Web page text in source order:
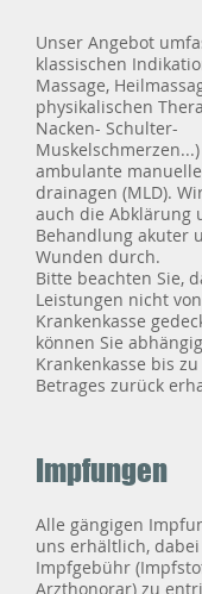
Unser Angebot
klassischen
Massage,
physikalischen
Nacken- Schulter-
ambulante
drainagen (MLD).
auch die Abklärung
Behandlung akuter
Wunden durch.
Bitte beachten Sie,
Leistungen nicht
Krankenkasse
können Sie
Krankenkasse bis zu
Betrages zurück
Impfungen
Alle gängigen
uns erhältlich,
Impfgebühr
Arzthonorar) zu